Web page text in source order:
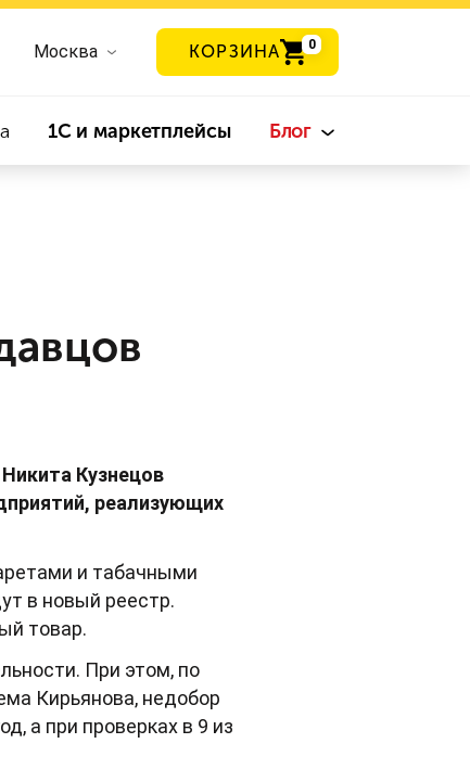
Москва КОРЗИНА 0
1С и маркетплейсы Блог
Кузнецов
реализующих
и табачными
в новый реестр.
товар.
При этом, по
Кирьянова, недобор
а при проверках в 9 из